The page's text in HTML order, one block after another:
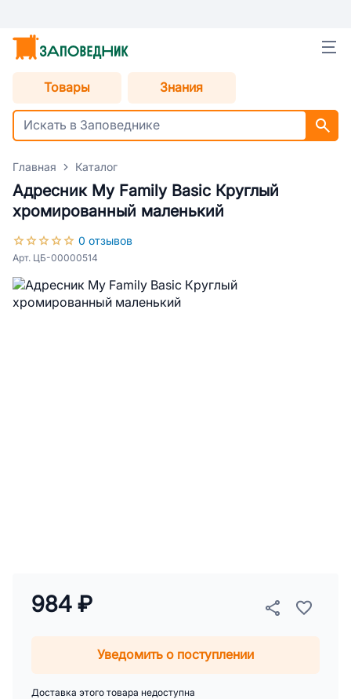
Товары Знания
Главная Каталог
Адресник My Family Basic Круглый
хромированный маленький
0 отзывов
Арт. ЦБ-00000514
984 ₽
Уведомить о поступлении
Доставка этого товара недоступна